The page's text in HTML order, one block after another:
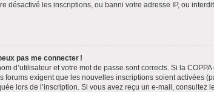
désactivé les inscriptions, ou banni votre adresse IP, ou
pas me connecter !
d’utilisateur et votre mot de passe sont corrects. Si la
forums exigent que les nouvelles inscriptions soient activées
lors de l’inscription. Si vous avez reçu un e-mail,